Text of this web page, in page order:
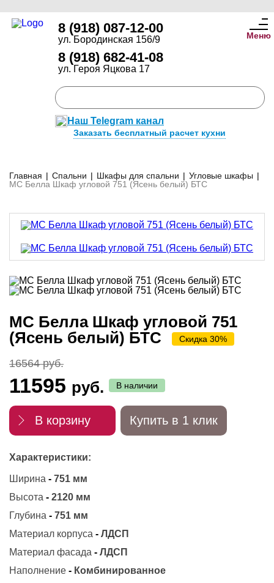
8 (918) 087-12-00
ул. Бородинская 156/9
8 (918) 682-41-08
ул. Героя Яцкова 17
Наш Telegram канал
Заказать бесплатный расчет кухни
Меню
Главная | Спальни | Шкафы для спальни | Угловые шкафы |
МС Белла Шкаф угловой 751 (Ясень белый) БТС
МС Белла Шкаф угловой 751
(Ясень белый) БТС
Скидка 30%
16564 руб.
11595 руб. В наличии
В корзину Купить в 1 клик
Характеристики:
Ширина - 751 мм
Высота - 2120 мм
Глубина - 751 мм
Материал корпуса - ЛДСП
Материал фасада - ЛДСП
Наполнение - Комбинированное